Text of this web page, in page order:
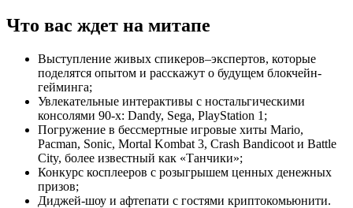
Что вас ждет на митапе
Выступление живых спикеров–экспертов, которые
поделятся опытом и расскажут о будущем блокчейн-
гейминга;
Увлекательные интерактивы с ностальгическими
консолями 90-х: Dandy, Sega, PlayStation 1;
Погружение в бессмертные игровые хиты Mario,
Pacman, Sonic, Mortal Kombat 3, Crash Bandicoot и Battle
City, более известный как «Танчики»;
Конкурс косплееров с розыгрышем ценных денежных
призов;
Диджей-шоу и афтепати с гостями криптокомьюнити.